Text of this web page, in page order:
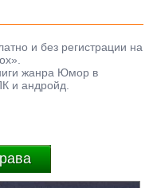
и без регистрации на
жанра Юмор в
и андройд.